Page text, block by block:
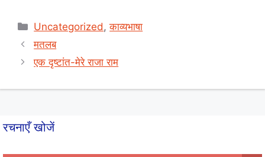
at
s
A
c
b
ar
Categories
Uncategorized ,काव्यभाषा
मतलब
एक दृष्टांत-मेरे राजा राम
रचनाएँ खोजें